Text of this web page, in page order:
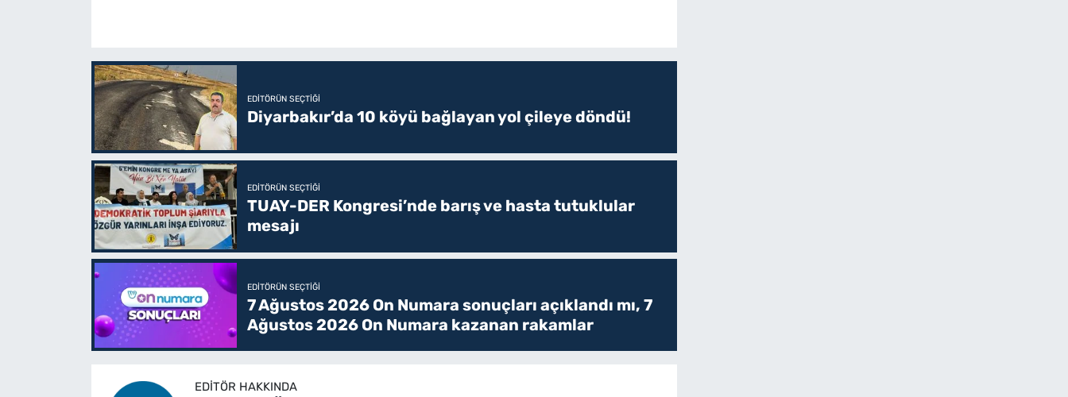
EDITÖRÜN SEÇTIĞI
Diyarbakır’da 10 köyü bağlayan yol çileye döndü!
EDITÖRÜN SEÇTIĞI
TUAY-DER Kongresi’nde barış ve hasta tutuklular
mesajı
EDITÖRÜN SEÇTIĞI
7 Ağustos 2026 On Numara sonuçları açıklandı mı, 7
Ağustos 2026 On Numara kazanan rakamlar
EDITÖR HAKKINDA